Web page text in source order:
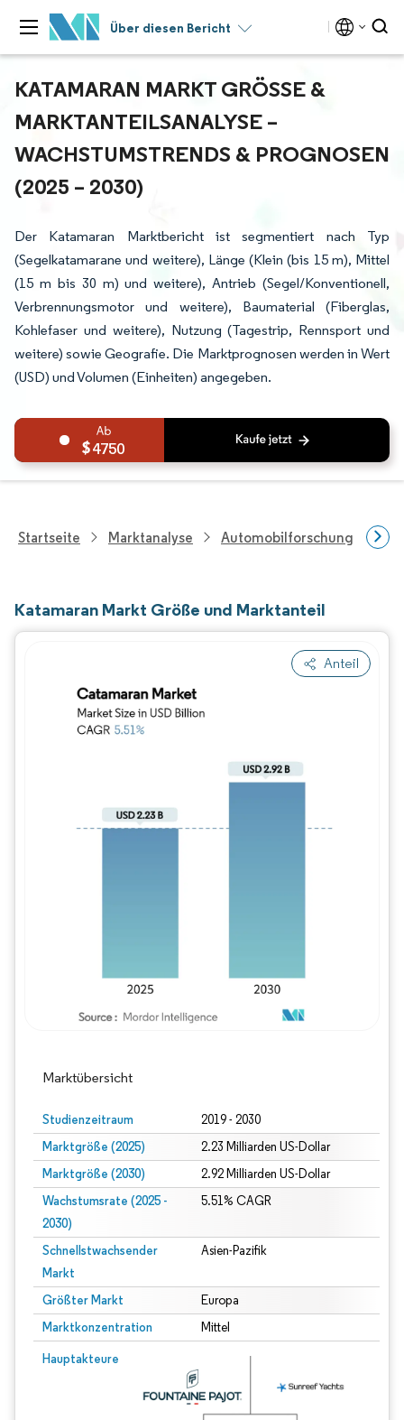
Über diesen Bericht
KATAMARAN MARKT GRÖSSE & M
ARKTANTEILSANALYSE – W
ACHSTUMSTRENDS & PROGNOSEN (
2025 – 2030)
Der Katamaran Marktbericht ist segmentiert nach Typ
(Segelkatamarane und weitere), Länge (Klein (bis 15 m), Mittel
(15 m bis 30 m) und weitere), Antrieb (Segel/Konventionell,
Verbrennungsmotor und weitere), Baumaterial (Fiberglas,
Kohlefaser und weitere), Nutzung (Tagestrip, Rennsport und
weitere) sowie Geografie. Die Marktprognosen werden in Wert
(USD) und Volumen (Einheiten) angegeben.
4750
Startseite Marktanalyse Automobilforschung
Katamaran Markt Größe und Marktanteil
Anteil
Marktübersicht
Studienzeitraum 2019 - 2030
Marktgröße (2025) 2.23 Milliarden US-Dollar
Marktgröße (2030) 2.92 Milliarden US-Dollar
Wachstumsrate (2025 -
2030)
5.51% CAGR
Schnellstwachsender
Markt
Asien-Pazifik
Größter Markt Europa
Marktkonzentration Mittel
Hauptakteure
Bild © Mordor Intelligence. Wiederverwendung erfordert Namensnennung